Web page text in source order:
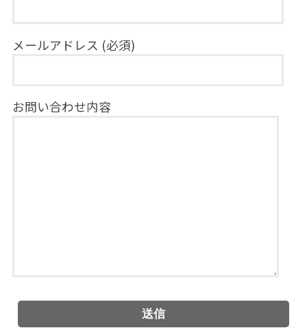
メールアドレス (必須)
お問い合わせ内容